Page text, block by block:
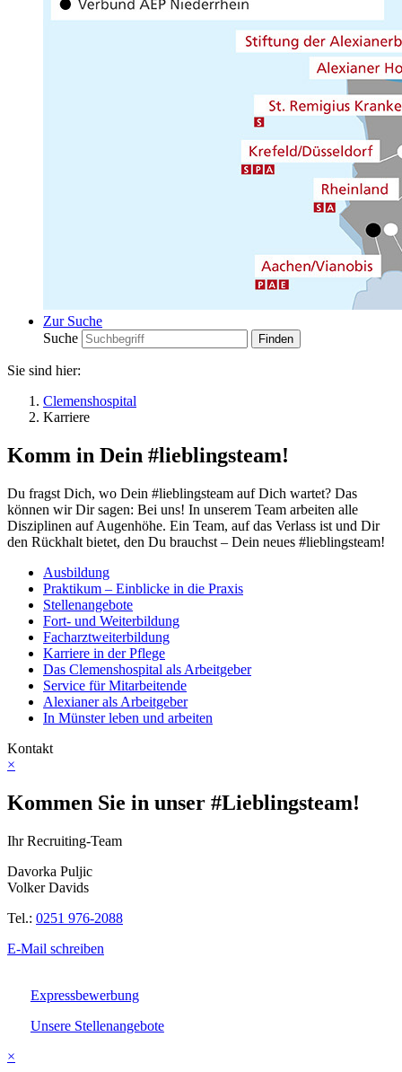
Zur Suche
Suche
Sie sind hier:
Clemenshospital
Karriere
Komm in Dein #lieblingsteam!
Du fragst Dich, wo Dein #lieblingsteam auf Dich wartet? Das
können wir Dir sagen: Bei uns! In unserem Team arbeiten alle
Disziplinen auf Augenhöhe. Ein Team, auf das Verlass ist und Dir
den Rückhalt bietet, den Du brauchst – Dein neues #lieblingsteam!
Ausbildung
Praktikum – Einblicke in die Praxis
Stellenangebote
Fort- und Weiterbildung
Facharztweiterbildung
Karriere in der Pflege
Das Clemenshospital als Arbeitgeber
Service für Mitarbeitende
Alexianer als Arbeitgeber
In Münster leben und arbeiten
Kontakt
×
Kommen Sie in unser #Lieblingsteam!
Ihr Recruiting-Team
Davorka Puljic
Volker Davids
Tel.: 0251 976-2088
E-Mail schreiben
Expressbewerbung
Unsere Stellenangebote
×